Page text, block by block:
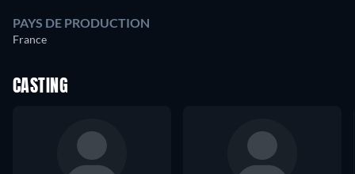
PAYS DE PRODUCTION
France
CASTING